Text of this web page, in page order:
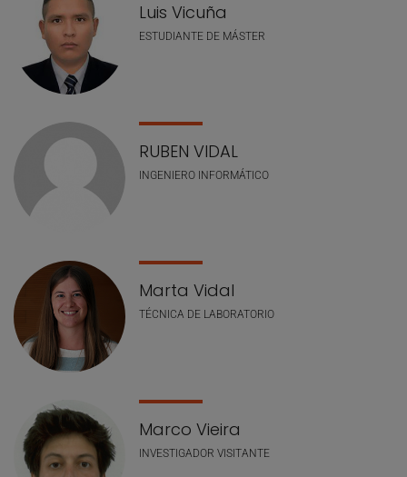
Luis Vicuña
ESTUDIANTE DE MÁSTER
RUBEN VIDAL
INGENIERO INFORMÁTICO
Marta Vidal
TÉCNICA DE LABORATORIO
Marco Vieira
INVESTIGADOR VISITANTE